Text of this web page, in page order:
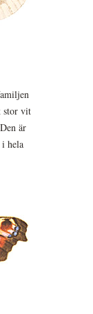
stor vit
är
hela